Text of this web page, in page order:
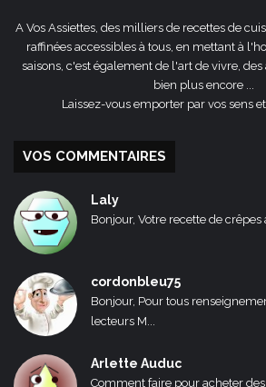
A Vos Assiettes, des milliers de recettes de
raffinées accessibles à tous, en mettant à
saisons, c'est également de l'art de vivre,
bien plus encore ...
Laissez-vous emporter par vos sens
VOS COMMENTAIRES
Laly
Bonjour, Votre recette de
cordonbleu75
Bonjour, Pour tous
lecteurs M...
Arlette Auduc
Comment faire pour acheter